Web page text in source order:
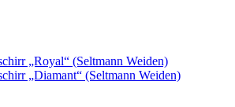
„Royal“ (Seltmann Weiden)
„Diamant“ (Seltmann Weiden)